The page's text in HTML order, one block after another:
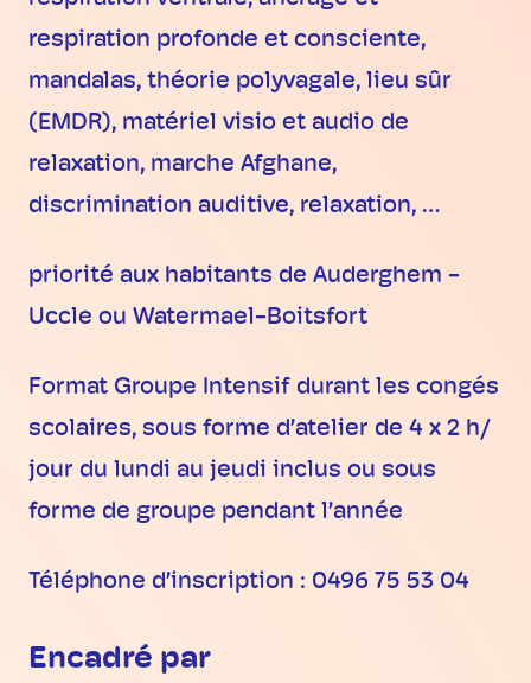
respiration profonde et consciente,
mandalas, théorie polyvagale, lieu sûr
(EMDR), matériel visio et audio de
relaxation, marche Afghane,
discrimination auditive, relaxation, …
priorité aux habitants de Auderghem -
Uccle ou Watermael-Boitsfort
Format Groupe Intensif durant les congés
scolaires, sous forme d’atelier de 4 x 2 h/
jour du lundi au jeudi inclus ou sous
forme de groupe pendant l’année
Téléphone d’inscription : 0496 75 53 04
Encadré par